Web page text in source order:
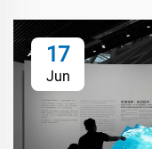
17
Jun